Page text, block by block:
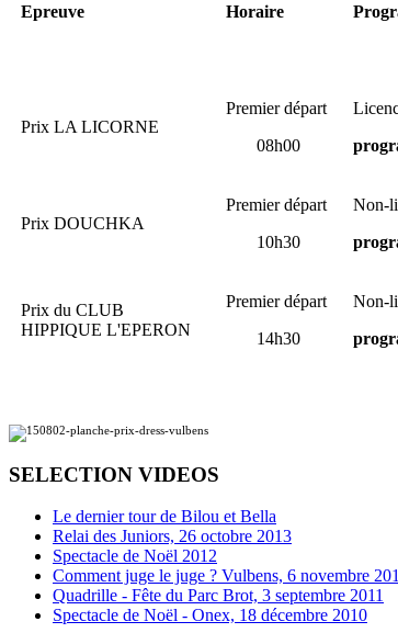
Epreuve Horaire
Prix LA LICORNE
Premier départ
08h00
Prix DOUCHKA
Premier départ
10h30
Non-
Prix du CLUB
HIPPIQUE L'EPERON
Premier départ
14h30
Non-
SELECTION VIDEOS
Le dernier tour de Bilou et Bella
Relai des Juniors, 26 octobre 2013
Spectacle de Noël 2012
Comment juge le juge ? Vulbens, 6 novembre
Quadrille - Fête du Parc Brot, 3 septembre 2011
Spectacle de Noël - Onex, 18 décembre 2010